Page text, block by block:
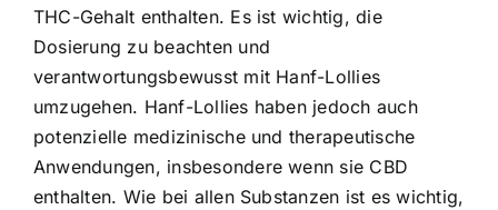
THC-Gehalt enthalten. Es ist wichtig, die
Dosierung zu beachten und
verantwortungsbewusst mit Hanf-Lollies
umzugehen. Hanf-Lollies haben jedoch auch
potenzielle medizinische und therapeutische
Anwendungen, insbesondere wenn sie CBD
enthalten. Wie bei allen Substanzen ist es wichtig,